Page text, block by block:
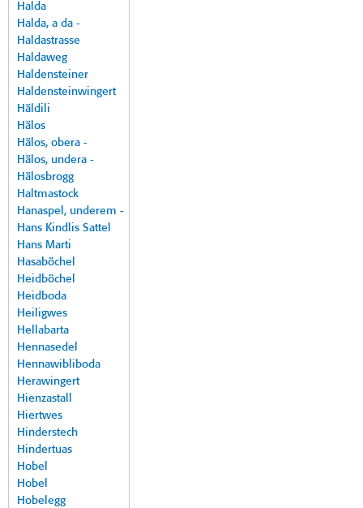
Halda
Halda, a da -
Haldastrasse
Haldaweg
Haldensteiner
Haldensteinwingert
Häldili
Hälos
Hälos, obera -
Hälos, undera -
Hälosbrogg
Haltmastock
Hanaspel, underem -
Hans Kindlis Sattel
Hans Marti
Hasaböchel
Heidböchel
Heidboda
Heiligwes
Hellabarta
Hennasedel
Hennawibliboda
Herawingert
Hienzastall
Hiertwes
Hinderstech
Hindertuas
Hobel
Hobel
Hobelegg